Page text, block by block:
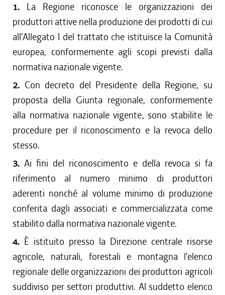
1. La Regione riconosce le organizzazioni dei
produttori attive nella produzione dei prodotti di cui
all'Allegato I del trattato che istituisce la Comunità
europea, conformemente agli scopi previsti dalla
normativa nazionale vigente.
2. Con decreto del Presidente della Regione, su
proposta della Giunta regionale, conformemente
alla normativa nazionale vigente, sono stabilite le
procedure per il riconoscimento e la revoca dello
stesso.
3. Ai fini del riconoscimento e della revoca si fa
riferimento al numero minimo di produttori
aderenti nonché al volume minimo di produzione
conferita dagli associati e commercializzata come
stabilito dalla normativa nazionale vigente.
4. È istituito presso la Direzione centrale risorse
agricole, naturali, forestali e montagna l'elenco
regionale delle organizzazioni dei produttori agricoli
suddiviso per settori produttivi. Al suddetto elenco